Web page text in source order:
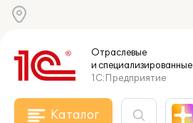
Отраслевые
и специализированные
1С:Предприятие
Каталог